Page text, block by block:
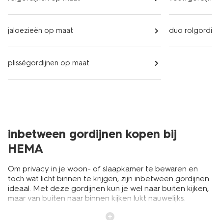
jaloezieën op maat
plisségordijnen op maat
duo
inbetween gordijnen kopen bij
HEMA
Om privacy in je woon- of slaapkamer te bewaren en
toch wat licht binnen te krijgen, zijn inbetween gordijnen
ideaal. Met deze gordijnen kun je wel naar buiten kijken,
maar van buiten naar binnen kijken lukt nauwelijks.
lichtdoorlatende gordijnen. De stof van vitrage is dichter